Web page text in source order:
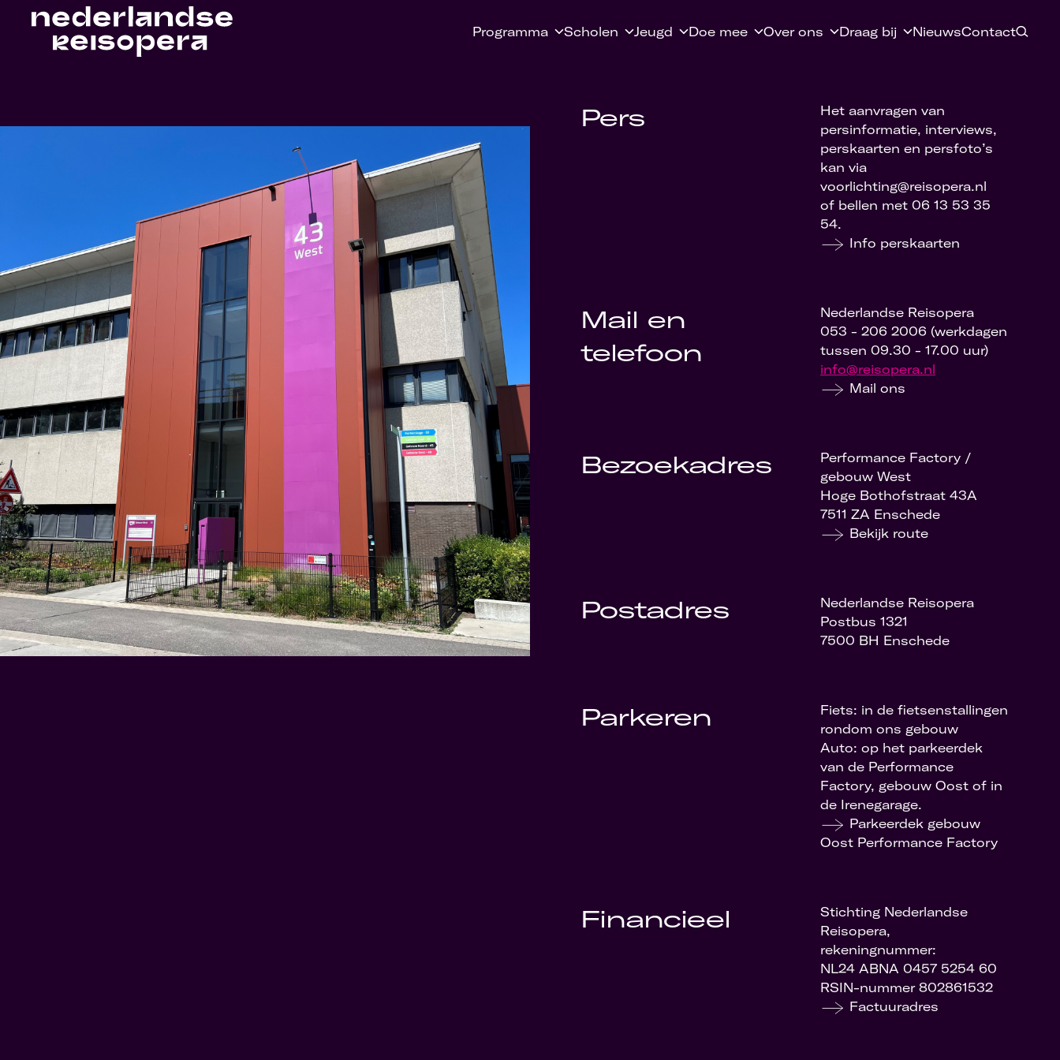
Programma Scholen Jeugd Doe mee Over ons Draag bij NieuwsContact
Pers
Het aanvragen van
persinformatie, interviews,
perskaarten en persfoto’s
kan via
voorlichting@reisopera.nl
of bellen met 06 13 53 35
54.
Info perskaarten
Mail en
telefoon
Nederlandse Reisopera
053 - 206 2006 (werkdagen
tussen 09.30 - 17.00 uur)
info@reisopera.nl
Mail ons
Bezoekadres
Performance Factory /
gebouw West
Hoge Bothofstraat 43A
7511 ZA Enschede
Bekijk route
Postadres
Nederlandse Reisopera
Postbus 1321
7500 BH Enschede
Parkeren
Fiets: in de fietsenstallingen
rondom ons gebouw
Auto: op het parkeerdek
van de Performance
Factory, gebouw Oost of in
de Irenegarage.
Parkeerdek gebouw
Oost Performance Factory
Financieel
Stichting Nederlandse
Reisopera,
rekeningnummer:
NL24 ABNA 0457 5254 60
RSIN-nummer 802861532
Factuuradres